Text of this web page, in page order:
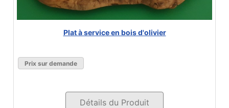
Plat à service en bois d'olivier
Prix sur demande
Détails du Produit